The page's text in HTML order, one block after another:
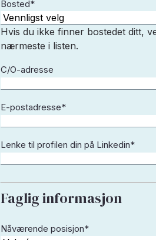
Bosted*
Hvis du ikke finner bostedet ditt,
nærmeste i listen.
C/O-adresse
E-postadresse*
Lenke til profilen din på Linkedin*
Faglig informasjon
Nåværende posisjon*